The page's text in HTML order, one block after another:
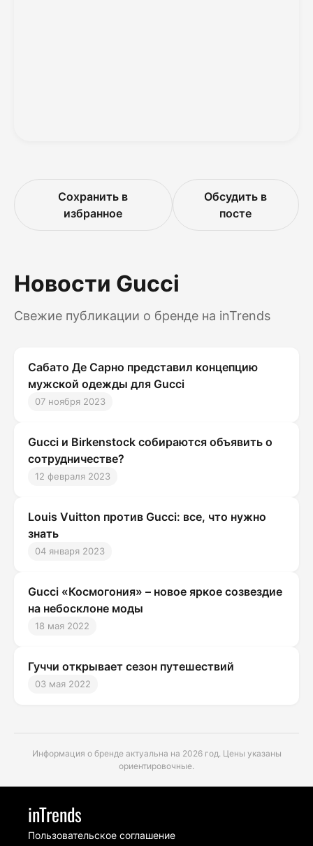
Сохранить в
избранное
Обсудить в
посте
Новости Gucci
Свежие публикации о бренде на inTrends
Сабато Де Сарно представил концепцию
мужской одежды для Gucci
07 ноября 2023
Gucci и Birkenstock собираются объявить о
сотрудничестве?
12 февраля 2023
Louis Vuitton против Gucci: все, что нужно
знать
04 января 2023
Gucci «Космогония» – новое яркое созвездие
на небосклоне моды
18 мая 2022
Гуччи открывает сезон путешествий
03 мая 2022
Информация о бренде актуальна на 2026 год. Цены указаны
ориентировочные.
inTrends
Пользовательское соглашение